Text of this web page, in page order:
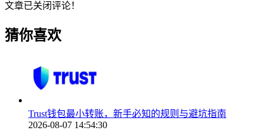
文章已关闭评论！
猜你喜欢
Trust钱包最小转账，新手必知的规则与避坑指南
2026-08-07 14:54:30